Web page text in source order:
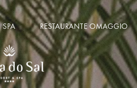
SPA RESTAURANTE OMAGGIO